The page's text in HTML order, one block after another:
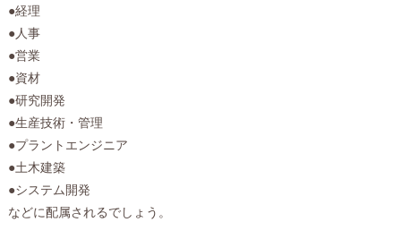
●経理
●人事
●営業
●資材
●研究開発
●生産技術・管理
●プラントエンジニア
●土木建築
●システム開発
などに配属されるでしょう。